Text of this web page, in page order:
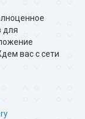
для
вас с сети